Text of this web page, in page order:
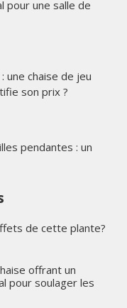
pour une salle de
une chaise de jeu
son prix ?
pendantes : un
de cette plante?
offrant un
pour soulager les